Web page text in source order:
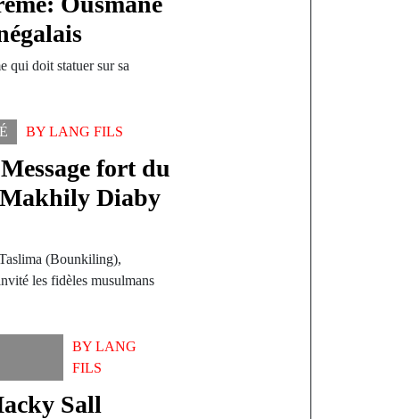
qui doit statuer sur sa
BYLANG FILS
fort du
Diaby
(Bounkiling),
les fidèles musulmans
BYLANG
FILS
Sall